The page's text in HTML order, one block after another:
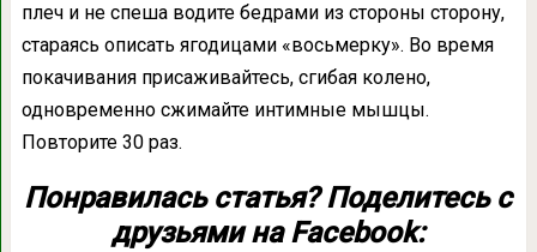
плеч и не спеша водите бедрами из стороны сторону,
стараясь описать ягодицами «восьмерку». Во время
покачивания присаживайтесь, сгибая колено,
одновременно сжимайте интимные мышцы.
Повторите 30 раз.
Понравилась статья? Поделитесь с
друзьями на Facebook: